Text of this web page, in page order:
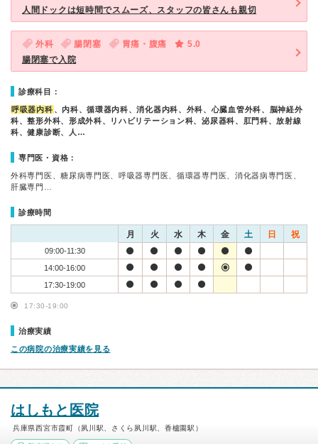
人間ドックは短時間でスムーズ、スタッフの皆さんも親切
外科 腸閉塞 胃痛・腹痛
5.0
腸閉塞で入院
診療科目：
呼吸器内科 、内科、循環器内科、消化器内科、外科、心臓血管外科、脳神経外
科、整形外科、形成外科、リハビリテーション科、泌尿器科、肛門科、放射線
科、健康診断、人…
専門医・資格：
外科専門医、糖尿病専門医、呼吸器専門医、循環器専門医、消化器病専門医、
肝臓専門…
診療時間
月 火 水 木 金 土 日 祝
09:00-11:30
14:00-16:00
17:30-19:00
17:30-19:00
治療実績
この病院の治療実績を見る
はしもと医院
兵庫県西宮市霞町（夙川駅、さくら夙川駅、香櫨園駅）